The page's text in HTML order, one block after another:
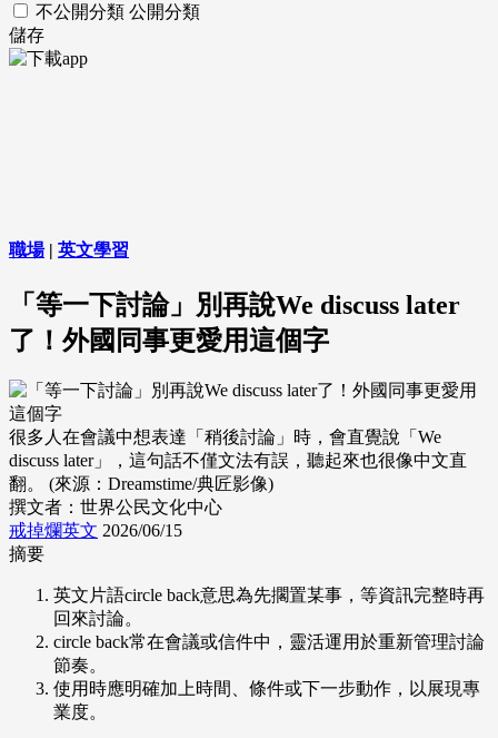
不公開分類 公開分類
儲存
職場| 英文學習
「等一下討論」別再說We discuss later
了！外國同事更愛用這個字
很多人在會議中想表達「稍後討論」時，會直覺說「We
discuss later」，這句話不僅文法有誤，聽起來也很像中文直
翻。 (來源：Dreamstime/典匠影像)
撰文者：世界公民文化中心
戒掉爛英文 2026/06/15
摘要
英文片語circle back意思為先擱置某事，等資訊完整時再
回來討論。
circle back常在會議或信件中，靈活運用於重新管理討論
節奏。
使用時應明確加上時間、條件或下一步動作，以展現專
業度。